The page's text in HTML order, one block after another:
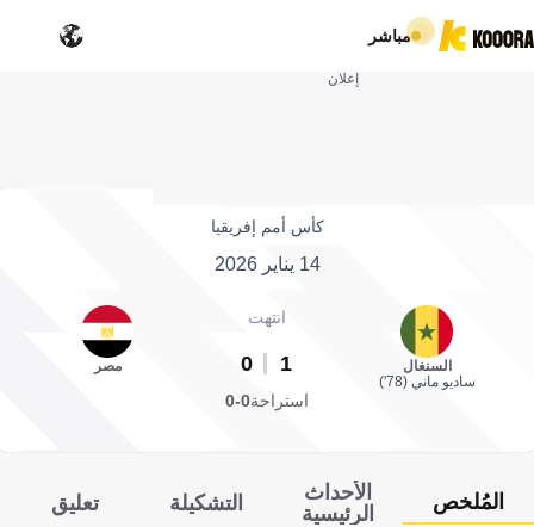
مباشر
إعلان
كأس أمم إفريقيا
14 يناير 2026
السنغال
ساديو ماني (78')
انتهت
1
0 مصر
استراحة0-0
المُلخص
الأحداث
الرئيسية
التشكيلة تعليق